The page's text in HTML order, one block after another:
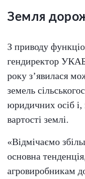
Земля
З приводу
гендиректор
року з’явилася
земель
юридичних осіб і,
вартості землі.
«Відмічаємо
основна
агровиробникам